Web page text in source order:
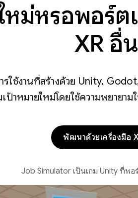
หม่หรือพอร์ต
XR อื่
ใช้งานที่สร้างด้วย Unity,
ป้าหมายใหม่โดยใช้ความพยายา
พัฒนาด้วยเครื่องมือ
Job Simulator เป็นเกม Unity ที่พอ